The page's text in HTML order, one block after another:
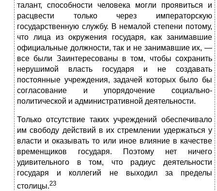
талант, способности человека могли проявиться и
расцвести только через императорскую
государственную службу. В немалой степени потому,
что лица из окружения государя, как занимавшие
официальные должности, так и не занимавшие их, —
все были Заинтересованы в том, чтобы сохранить
нерушимой власть государя и не создавать
постоянные учреждения, задачей которых было бы
согласование и упорядочение социально-
политической и административной деятельности.
Только отсутствие таких учреждений обеспечивало
им свободу действий в их стремлении удержаться у
власти и оказывать то или иное влияние в качестве
временщиков государя. Поэтому нет ничего
удивительного в том, что радиус деятельности
государя и коллегий не выходил за пределы
столицы.23